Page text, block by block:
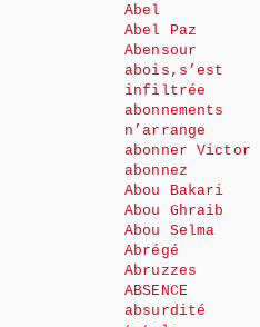
Abel
Abel Paz
Abensour
abois,s’est
infiltrée
abonnements
n’arrange
abonner Victor
abonnez
Abou Bakari
Abou Ghraib
Abou Selma
Abrégé
Abruzzes
ABSENCE
absurdité